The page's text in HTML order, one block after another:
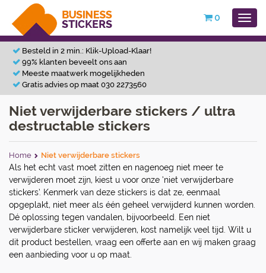
0
Besteld in 2 min.: Klik-Upload-Klaar!
99% klanten beveelt ons aan
Meeste maatwerk mogelijkheden
Gratis advies op maat 030 2273560
Niet verwijderbare stickers / ultra
destructable stickers
Home Niet verwijderbare stickers
Als het echt vast moet zitten en nagenoeg niet meer te
verwijderen moet zijn, kiest u voor onze ‘niet verwijderbare
stickers’. Kenmerk van deze stickers is dat ze, eenmaal
opgeplakt, niet meer als één geheel verwijderd kunnen worden.
Dé oplossing tegen vandalen, bijvoorbeeld. Een niet
verwijderbare sticker verwijderen, kost namelijk veel tijd. Wilt u
dit product bestellen, vraag een offerte aan en wij maken graag
een aanbieding voor u op maat.